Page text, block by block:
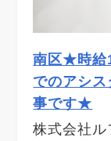
南区★時給
でのアシ
事です★
株式会社ル